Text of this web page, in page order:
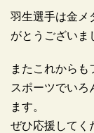
羽生選手は金メ
がとうございま
またこれから
スポーツでいろ
ます。
ぜひ応援してく